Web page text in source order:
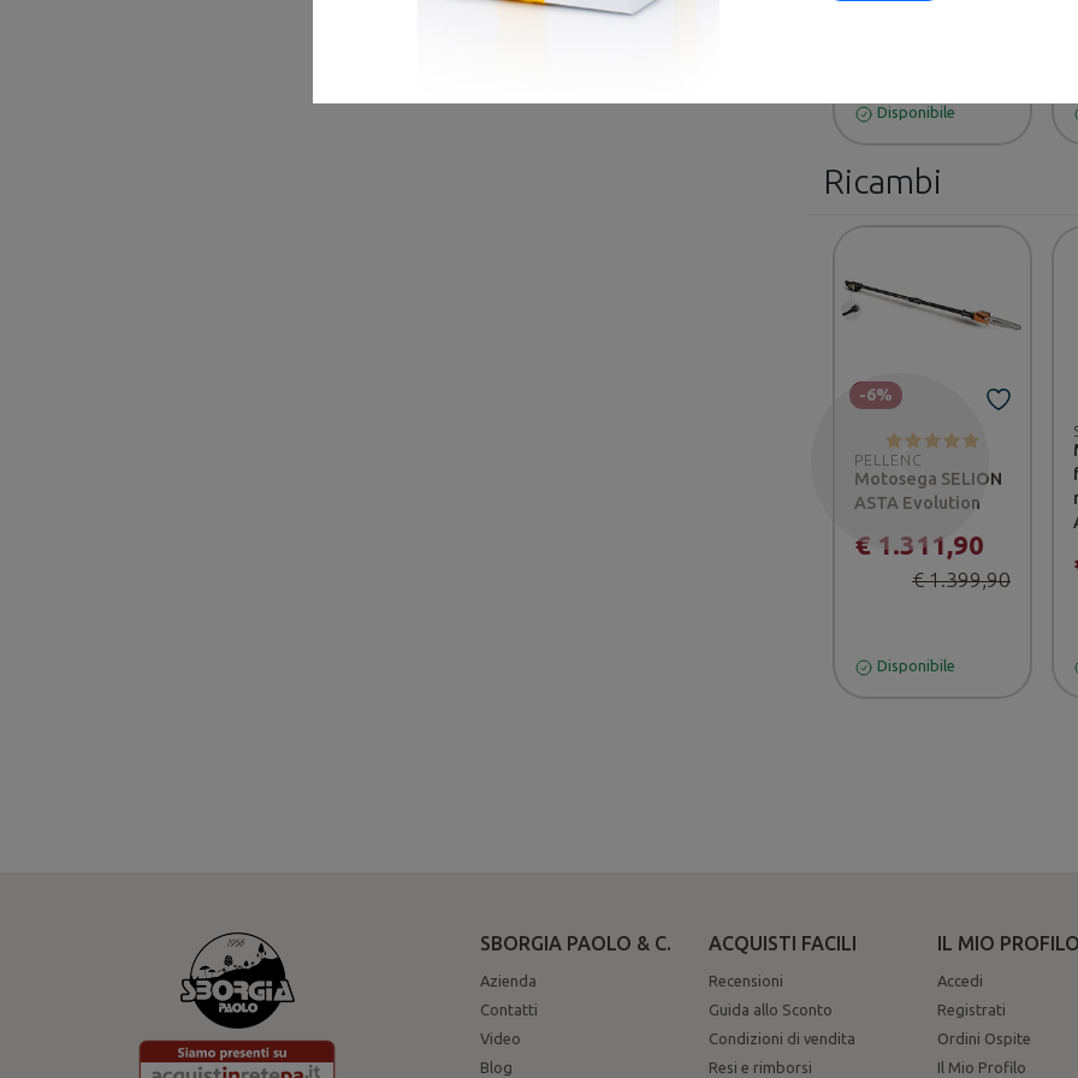
€ 69,90
Disponibile
Ricambi
PELLENC
Motosega SELION
ASTA Evolution
€ 1.311,90
€ 1.399,90
-6%
Disponibile
Precedente
SBORGIA PAOLO & C.
Azienda
Contatti
Video
Blog
ACQUISTI FACILI
Recensioni
Guida allo Sconto
Condizioni di vendita
Resi e rimborsi
IL MIO PROFILO
Accedi
Registrati
Ordini Ospite
Il Mio Profilo